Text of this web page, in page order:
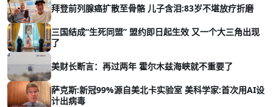
拜登前列腺癌扩散至骨骼 儿子含泪:83岁不堪放疗折磨
三国结成“生死同盟” 盟约即日起生效 又一个大三角出现
了
美财长断言：再过两年 霍尔木兹海峡就不重要了
萨克斯:新冠99%源自美北卡实验室 美科学家:首次用AI设
计出病毒